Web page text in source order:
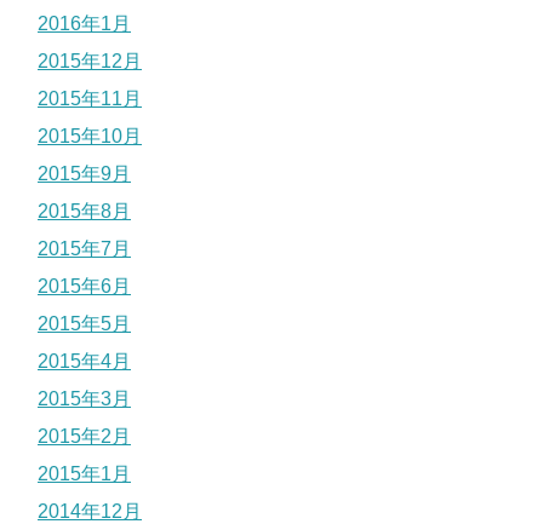
2016年1月
2015年12月
2015年11月
2015年10月
2015年9月
2015年8月
2015年7月
2015年6月
2015年5月
2015年4月
2015年3月
2015年2月
2015年1月
2014年12月